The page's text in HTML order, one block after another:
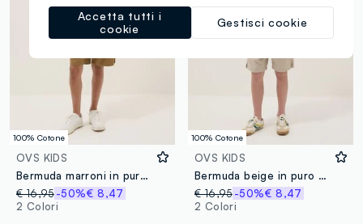
100% Cotone
OVS KIDS
Bermuda marroni in puro cotone da ragazzo regular fit
€ 16,95-50%€ 8,47
2 Colori
100% Cotone
OVS KIDS
Bermuda beige in puro cotone da ragazzo regular fit
€ 16,95 -50%€ 8,47
2 Colori
Gestisci cookie
Accetta tutti i
cookie